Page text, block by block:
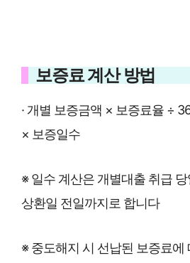
보증료 계산 방법
· 개별 보증금액 × 보증료율 ÷
× 보증일수
※ 일수 계산은 개별대출 취급
상환일 전일까지로 합니다
※ 중도해지 시 선납된 보증료에